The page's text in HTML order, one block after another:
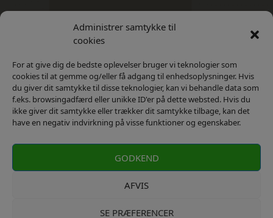
Administrer samtykke til
cookies
For at give dig de bedste oplevelser bruger vi teknologier som
cookies til at gemme og/eller få adgang til enhedsoplysninger. Hvis
du giver dit samtykke til disse teknologier, kan vi behandle data som
f.eks. browsingadfærd eller unikke ID'er på dette websted. Hvis du
ikke giver dit samtykke eller trækker dit samtykke tilbage, kan det
have en negativ indvirkning på visse funktioner og egenskaber.
GODKEND
AFVIS
SE PRÆFERENCER
Kontakt